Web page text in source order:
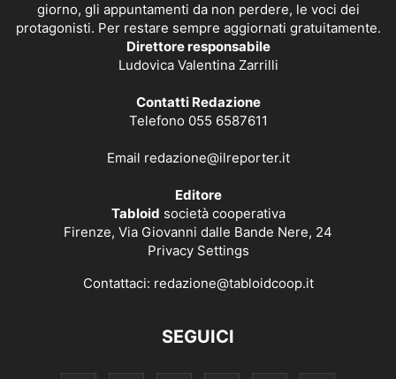
giorno, gli appuntamenti da non perdere, le voci dei
protagonisti. Per restare sempre aggiornati gratuitamente.
Direttore responsabile
Ludovica Valentina Zarrilli
Contatti Redazione
Telefono 055 6587611
Email redazione@ilreporter.it
Editore
Tabloid società cooperativa
Firenze, Via Giovanni dalle Bande Nere, 24
Privacy Settings
Contattaci: redazione@tabloidcoop.it
SEGUICI